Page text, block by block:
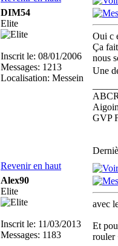
DIM54
Elite
Inscrit le: 08/01/2006
Messages: 1213
Localisation: Messein
Oui c
Ça
nous
Une
GVP
Revenir en haut
Alex90
Elite
Inscrit le: 11/03/2013
Messages: 1183
avec
Et
rouler